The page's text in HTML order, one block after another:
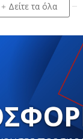
+ Δείτε τα όλα